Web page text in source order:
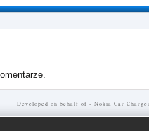
Developed on behalf of - Nokia Car